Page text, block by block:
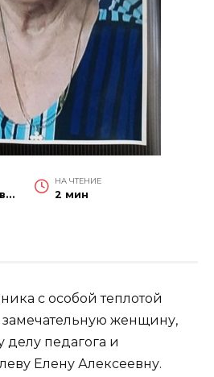
Красносулинский вестник
НА ЧТЕНИЕ
2 мин
с особой теплотой
замечательную женщину,
делу педагога и
Елену Алексеевну.